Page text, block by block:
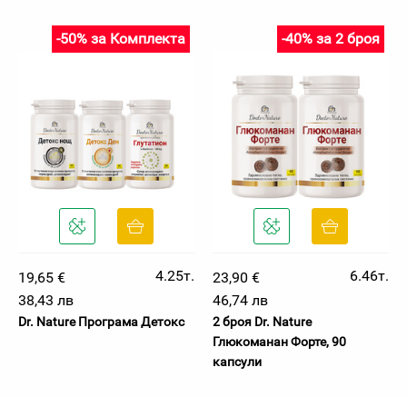
-50% за Комплекта
19,65 €
4.25т.
38,43 лв
Dr. Nature Програма Детокс
-40% за 2 броя
23,90 €
6.46т.
46,74 лв
2 броя Dr. Nature
Глюкоманан Форте, 90
капсули